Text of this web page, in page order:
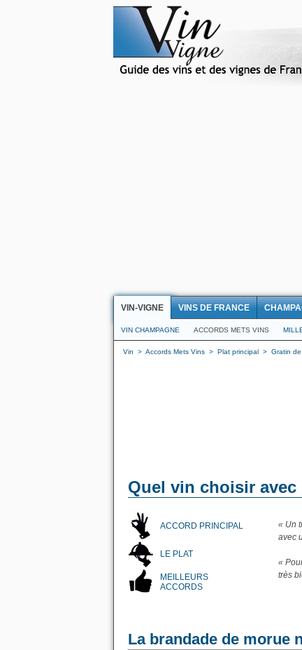
VIN-VIGNE VINS DE FRANCE
VIN CHAMPAGNE ACCORDS METS VINS
Vin > Accords Mets Vins > Plat principal > Gratin
Quel vin choisir
ACCORD PRINCIPAL
LE PLAT
MEILLEURS
ACCORDS
« Un
avec
«
très
La brandade de morue